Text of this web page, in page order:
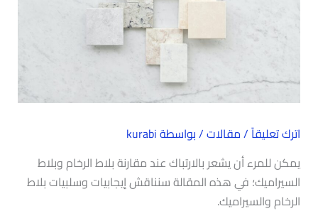
اترك تعليقاً/مقالات/ بواسطةkurabi
يمكن للمرء أن يشعر بالارتباك عند مقارنة بلاط الرخام وبلاط
السيراميك؛ في هذه المقالة سنناقش إيجابيات وسلبيات بلاط
الرخام والسيراميك.